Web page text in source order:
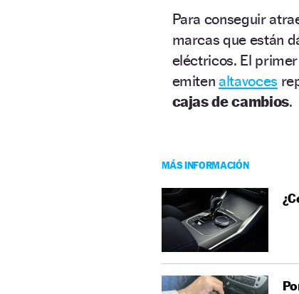
Para conseguir
marcas que están
eléctricos. El
emitenaltavoces
cajas de cambios.
MÁS INFORMACIÓN